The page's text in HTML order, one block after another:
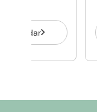
Agendar